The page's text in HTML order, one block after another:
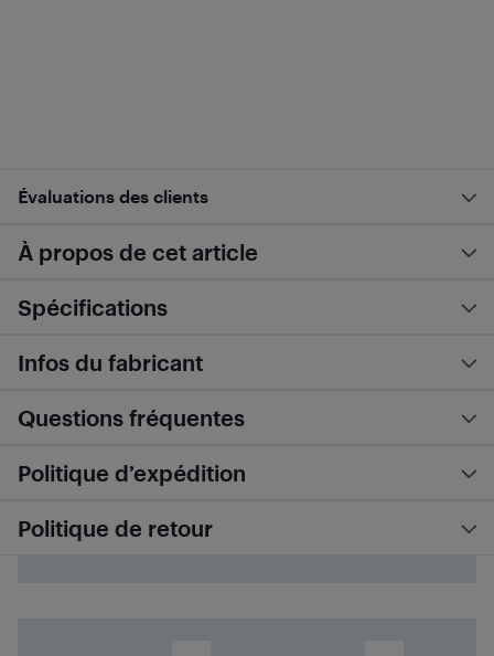
Évaluations des clients
À propos de cet article
Spécifications
Infos du fabricant
Questions fréquentes
Politique d’expédition
Politique de retour